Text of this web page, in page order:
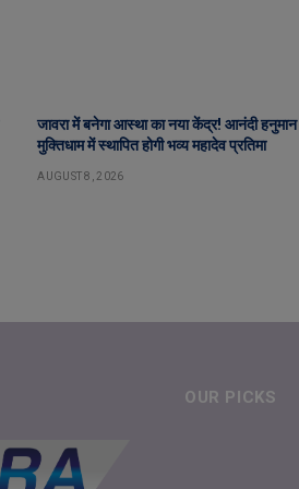
जावरा में बनेगा आस्था का नया केंद्र! आनंदी हनुमान
मुक्तिधाम में स्थापित होगी भव्य महादेव प्रतिमा
AUGUST 8, 2026
OUR PICKS